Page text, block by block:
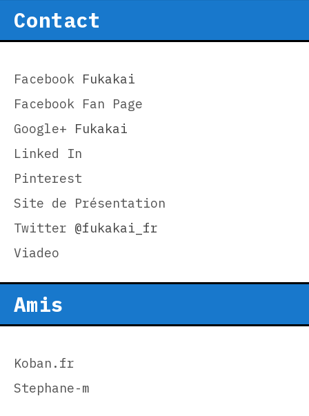
Contact
Facebook Fukakai
Facebook Fan Page
Google+ Fukakai
Linked In
Pinterest
Site de Présentation
Twitter @fukakai_fr
Viadeo
Amis
Koban.fr
Stephane-m